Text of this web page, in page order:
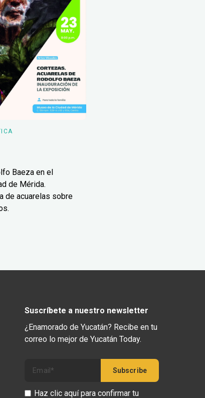
Baeza en el
de Mérida.
de acuarelas sobre
Suscríbete a nuestro newsletter
¿Enamorado de Yucatán? Recibe en tu
correo lo mejor de Yucatán Today.
Haz clic aquí para confirmar tu